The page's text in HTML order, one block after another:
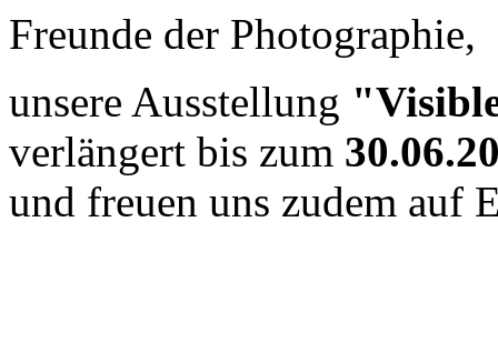
Freunde der Photographie,
unsere Ausstellung
verlängert bis zum
und freuen uns zudem auf